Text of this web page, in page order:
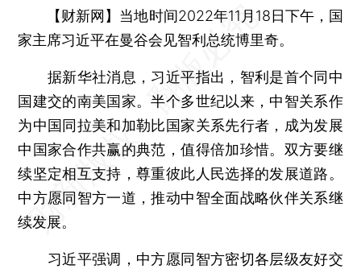
【财新网】 当地时间2022年11月18日下午，国
家主席习近平在曼谷会见智利总统博里奇。
据新华社消息，习近平指出，智利是首个同中
国建交的南美国家。半个多世纪以来，中智关系作
为中国同拉美和加勒比国家关系先行者，成为发展
中国家合作共赢的典范，值得倍加珍惜。双方要继
续坚定相互支持，尊重彼此人民选择的发展道路。
中方愿同智方一道，推动中智全面战略伙伴关系继
续发展。
习近平强调，中方愿同智方密切各层级友好交